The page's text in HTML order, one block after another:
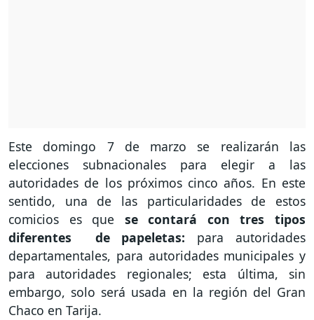
Este domingo 7 de marzo se realizarán las
elecciones subnacionales para elegir a las
autoridades de los próximos cinco años. En este
sentido, una de las particularidades de estos
comicios es que se contará con tres tipos
diferentes de papeletas: para autoridades
departamentales, para autoridades municipales y
para autoridades regionales; esta última, sin
embargo, solo será usada en la región del Gran
Chaco en Tarija.